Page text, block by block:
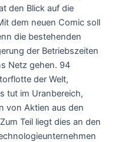
den Blick auf die
dem neuen Comic soll
die bestehenden
der Betriebszeiten
Netz gehen. 94
der Welt,
tut im Uranbereich,
von Aktien aus den
Teil liegt dies an den